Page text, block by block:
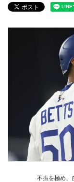
不振を極め、